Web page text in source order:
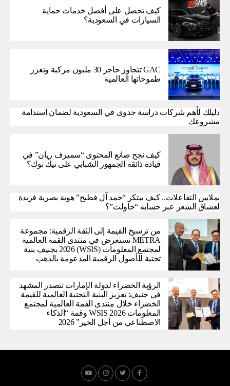
كيف تحصل على أفضل خدمات حماية
السيارات في السعودية؟
GAC تتجاوز حاجز 30 مليون مركبة وتعزز
طموحاتها العالمية
دليلك لأهم شركات دراسة جدوى في السعودية لضمان استدامة
مشروعك
كيف نجح صانع المحتوى “سميرف ريان” في
قيادة ذائقة الجمهور الشبابي على تيك توك؟
بملايين التفاعلات.. كيف يبتكر “حمد آل فطيح” هوية بصرية فريدة
لعشاق الشعر عبر حسابه “حاولت”؟
من ترسيخ القيمة إلى الثقة الرقمية: مجموعة
METRA تستعرض في منتدى القمة العالمية
لمجتمع المعلومات (WSIS) 2026 بجنيف بنية
تحتية للأصول الرقمية المدعومة بالذهب
الرؤية الخضراء لدولة الإمارات تتصدر المشهد
في جنيف: تعزيز البنية التحتية العالمية للقيمة
الخضراء خلال منتدى القمة العالمية لمجتمع
المعلومات WSIS 2026 وقمة “الذكاء
الاصطناعي من أجل الخير” 2026